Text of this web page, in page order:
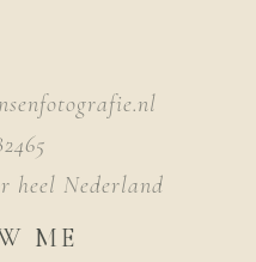
heel Nederland
ME